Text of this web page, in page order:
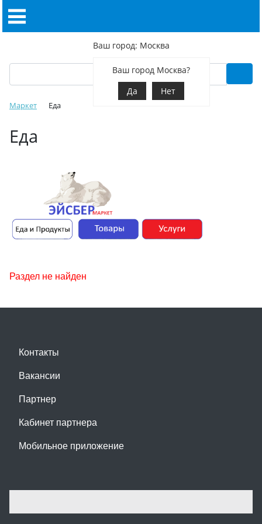
Ваш город: Москва
Ваш город Москва?
Да
Нет
Маркет Еда
Еда
Раздел не найден
Контакты
Вакансии
Партнер
Кабинет партнера
Мобильное приложение